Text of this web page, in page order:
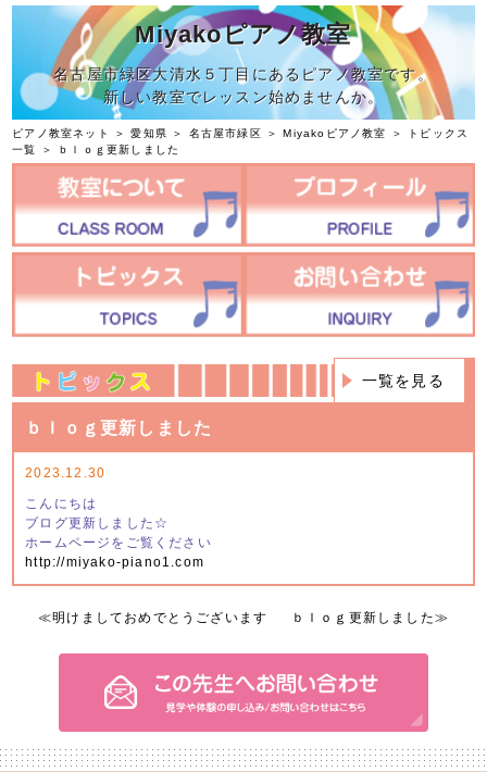
Miyakoピアノ教室
名古屋市緑区大清水５丁目にあるピアノ教室です。
新しい教室でレッスン始めませんか。
ピアノ教室ネット ＞愛知県 ＞ 名古屋市緑区 ＞Miyakoピアノ教室 ＞
トピックス
一覧
＞ ｂｌｏｇ更新しました
一覧を見る
ｂｌｏｇ更新しました
2023.12.30
こんにちは
ブログ更新しました☆
ホームページをご覧ください
http://miyako-piano1.com
≪明けましておめでとうございます ｂｌｏｇ更新しました≫